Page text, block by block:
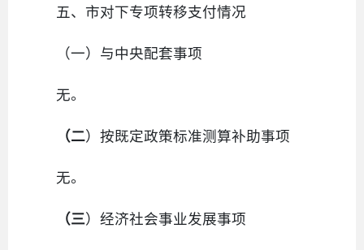
五、市对下专项转移支付情况
（一）与中央配套事项
无。
（二）按既定政策标准测算补助事项
无。
（三）经济社会事业发展事项